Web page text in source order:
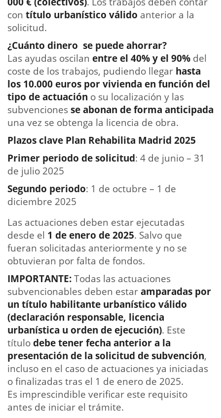
con título urbanístico válido anterior a la
solicitud.
¿Cuánto dinero se puede ahorrar?
Las ayudas oscilan entre el 40% y el 90% del
coste de los trabajos, pudiendo llegar hasta
los 10.000 euros por vivienda en función del
tipo de actuación o su localización y las
subvencionesse abonan de forma anticipada
una vez se obtenga la licencia de obra.
Plazos clave Plan Rehabilita Madrid 2025
Primer periodo de solicitud: 4 de junio – 31
de julio 2025
Segundo periodo: 1 de octubre – 1 de
diciembre 2025
Las actuaciones deben estar ejecutadas
desde el 1 de enero de 2025. Salvo que
fueran solicitadas anteriormente y no se
obtuvieran por falta de fondos.
IMPORTANTE:Todas las actuaciones
subvencionables deben estaramparadas por
un título habilitante urbanístico válido
(declaración responsable, licencia
urbanística u orden de ejecución). Este
títulodebe tener fecha anterior a la
presentación de la solicitud de subvención,
incluso en el caso de actuaciones ya iniciadas
o finalizadas tras el 1 de enero de 2025.
Es imprescindible verificar este requisito
antes de iniciar el trámite.